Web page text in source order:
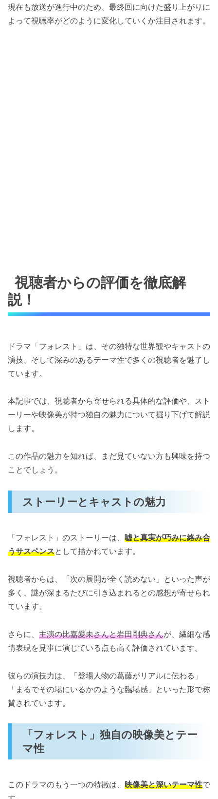
現在も放送が進行中のため、最終回に向けた盛り上がりに
よって視聴率がどのように変化していくか注目されます。
視聴者からの評価を徹底解
説！
ドラマ「フォレスト」は、その独特な世界観やキャストの
演技、そして深みのあるテーマ性で多くの視聴者を魅了し
ています。
本記事では、視聴者から寄せられる具体的な評価や、スト
ーリーや映像美が持つ独自の魅力について掘り下げて解説
します。
この作品の魅力を知れば、まだ見ていない方も興味を持つ
ことでしょう。
ストーリーとキャストの魅力
「フォレスト」のストーリーは、 嘘と真実が巧みに絡み合
うサスペンスとして描かれています。
視聴者からは、「次の展開が全く読めない」といった声が
多く、謎が深まるたびに引き込まれるとの感想が寄せられ
ています。
さらに、 主演の比嘉愛未さんと岩田剛典さんが、繊細な感
情表現を見事に演じている点も高く評価されています。
彼らの演技力は、「登場人物の葛藤がリアルに伝わる」
「まるでその場にいるかのような臨場感」といった形で称
賛されています。
「フォレスト」独自の映像美とテー
マ性
このドラマのもう一つの特徴は、 映像美と深いテーマ性で